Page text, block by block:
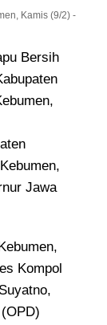
Kamis (9/2) -
Bersih
Jawa
Kompol